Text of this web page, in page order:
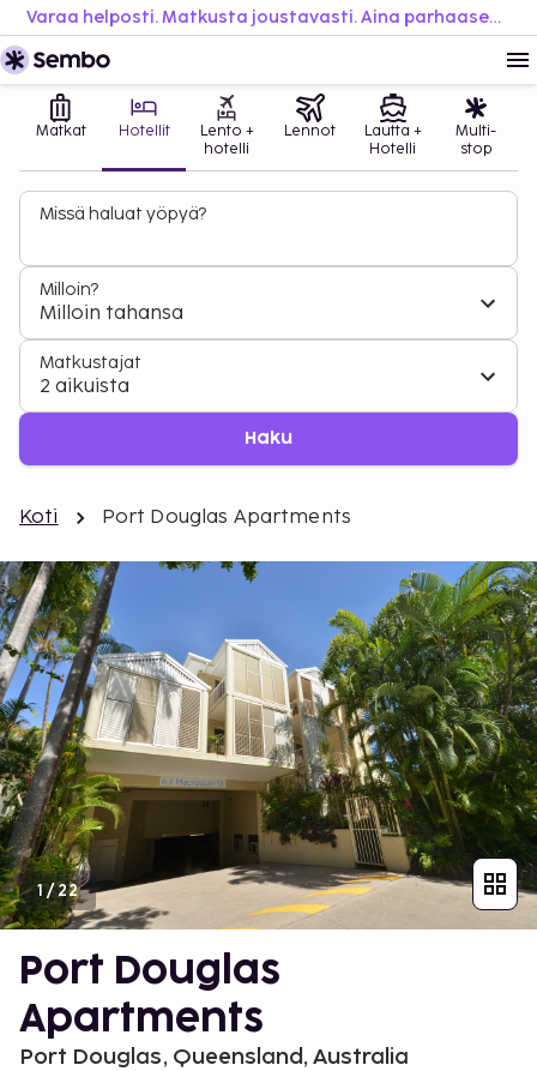
Varaa helposti. Matkusta joustavasti. Aina parhaaseen hintaan.
Matkat Hotellit
Lento +
hotelli
Lennot
Lautta +
Hotelli
Multi-
stop
Missä haluat yöpyä?
Milloin?
Milloin tahansa
Matkustajat
2 aikuista
Haku
Koti Port Douglas Apartments
1/22
Port Douglas
Apartments
Port Douglas, Queensland, Australia